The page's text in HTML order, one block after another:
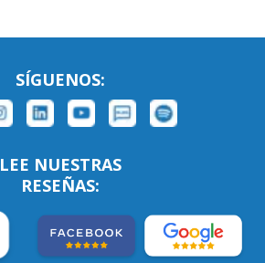
SÍGUENOS:
LEE NUESTRAS
RESEÑAS: